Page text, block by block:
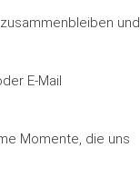
und
E-Mail
Momente, die uns